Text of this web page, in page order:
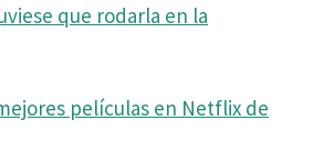
que rodarla en la
películas en Netflix de